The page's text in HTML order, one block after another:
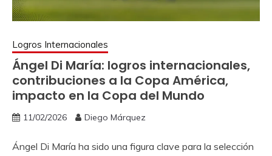
Logros Internacionales
Ángel Di María: logros internacionales,
contribuciones a la Copa América,
impacto en la Copa del Mundo
11/02/2026 Diego Márquez
Ángel Di María ha sido una figura clave para la selección